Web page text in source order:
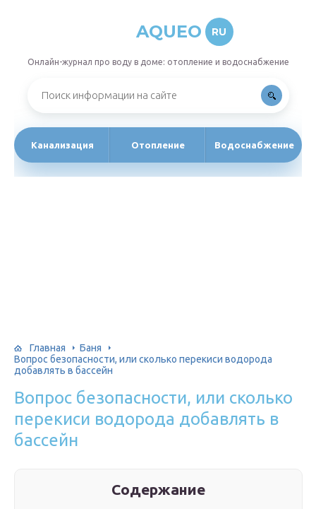
AQUEO RU
Онлайн-журнал про воду в доме: отопление и водоснабжение
Канализация Отопление Водоснабжение
Главная
Баня
Вопрос безопасности, или сколько перекиси водорода
добавлять в бассейн
Вопрос безопасности, или сколько
перекиси водорода добавлять в
бассейн
Содержание